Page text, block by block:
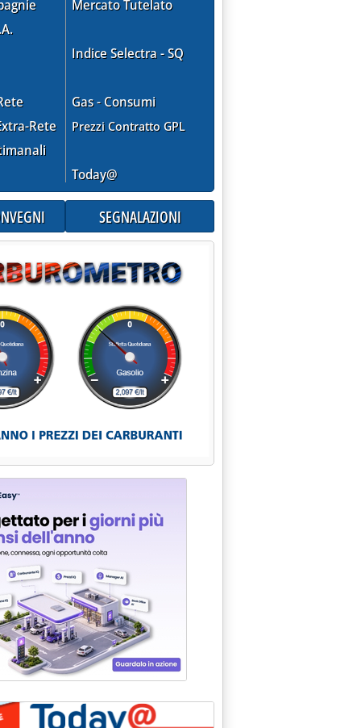
Rete
Mercato Tutelato
Indice Selectra - SQ
Gas - Consumi
Prezzi Contratto GPL
Today@
SEGNALAZIONI